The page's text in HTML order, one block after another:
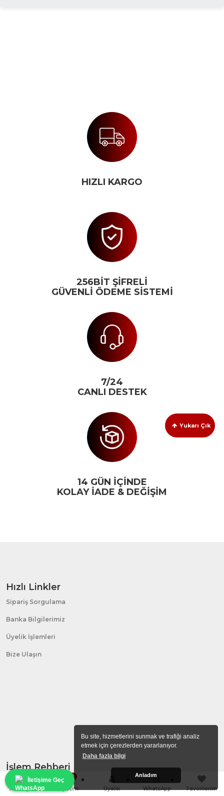
Bu site, hizmetlerini sunmak ve trafiği analiz
etmek için çerezlerden yararlanıyor.
Daha fazla bilgi
Anladım
İletişime Geç
Yukarı Çık
HIZLI KARGO
256BİT ŞİFRELİ
GÜVENLİ ÖDEME SİSTEMİ
7/24
CANLI DESTEK
14 GÜN İÇİNDE
KOLAY İADE & DEĞİŞİM
Hızlı Linkler
Sipariş Sorgulama
Banka Bilgilerimiz
Üyelik İşlemleri
Bize Ulaşın
İşlem Rehberi
Hakkımızda
Anasayfa Sepetim
0
Üyelik
WhatsApp Favorilerim